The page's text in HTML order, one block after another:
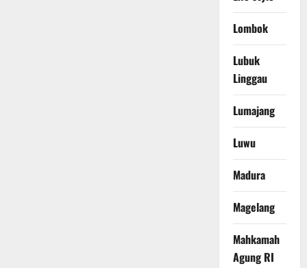
Lombok
Lubuk
Linggau
Lumajang
Luwu
Madura
Magelang
Mahkamah
Agung RI